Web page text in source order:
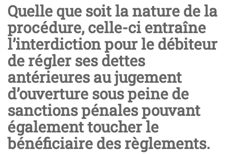
Quelle que soit la nature de la
procédure, celle-ci entraîne
l’interdiction pour le débiteur
de régler ses dettes
antérieures au jugement
d’ouverture sous peine de
sanctions pénales pouvant
également toucher le
bénéficiaire des règlements.